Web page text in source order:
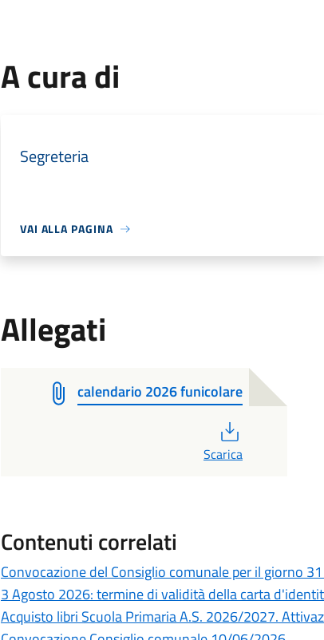
A cura di
Segreteria
VAI ALLA PAGINA
Allegati
calendario 2026 funicolare
Scarica
Contenuti correlati
Convocazione del Consiglio comunale per il giorno
3 Agosto 2026: termine di validità della carta
Acquisto libri Scuola Primaria A.S. 2026/2027.